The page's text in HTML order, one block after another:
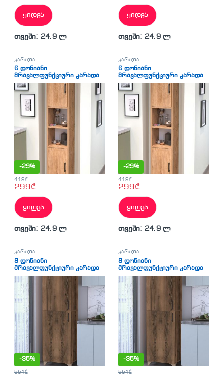
ყიდვა
თვეში: 24.9 ლ
ყიდვა
თვეში: 24.9 ლ
კარადა
6 დონიანი
მრავალფუნქციური კარადა
ფიჭვის ფაქტურით 180×35
(BF-783)
-29%
299₾
419₾
ყიდვა
თვეში: 24.9 ლ
კარადა
6 დონიანი
მრავალფუნქციური კარადა
ფიჭვის ფაქტურით 180×35
(BF-783)
-29%
299₾
419₾
ყიდვა
თვეში: 24.9 ლ
კარადა
8 დონიანი
მრავალფუნქციური კარადა
2 კარით მუქი ხის ფაქტურით
(BF-782)
-35%
551₾
კარადა
8 დონიანი
მრავალფუნქციური კარადა
2 კარით მუქი ხის ფაქტურით
(BF-782)
-35%
551₾